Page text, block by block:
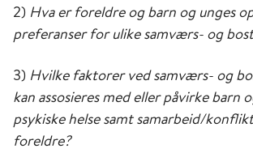
2) Hva er foreldre og barn og unges
preferanser for ulike samværs- og
3) Hvilke faktorer ved samværs- og
kan assosieres med eller påvirke barn
psykiske helse samt samarbeid/
foreldre?